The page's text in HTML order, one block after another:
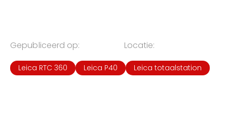
Gepubliceerd op: Locatie:
Leica RTC 360 Leica P40 Leica totaalstation